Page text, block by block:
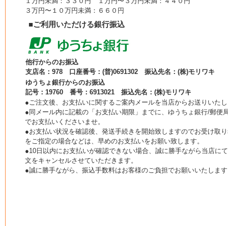
３万円〜１０万円未満：６６０円
■ご利用いただける銀行振込
他行からのお振込
支店名：978 口座番号：(普)0691302 振込先名：(株)モリワキ
ゆうちょ銀行からのお振込
記号：19760 番号：6913021 振込先名：(株)モリワキ
●ご注文後、お支払いに関するご案内メールを当店からお送りいた
●同メール内に記載の「お支払い期限」までに、ゆうちょ銀行/郵便
でお支払いくださいませ。
●お支払い状況を確認後、発送手続きを開始致しますのでお受け取
をご指定の場合などは、早めのお支払いをお願い致します。
●10日以内にお支払いが確認できない場合、誠に勝手ながら当店に
文をキャンセルさせていただきます。
●誠に勝手ながら、振込手数料はお客様のご負担でお願いいたしま